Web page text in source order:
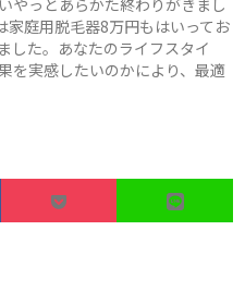
やっとあらかた終わりがきまし
庭用脱毛器8万円もはいってお
した。あなたのライフスタイ
を実感したいのかにより、最適